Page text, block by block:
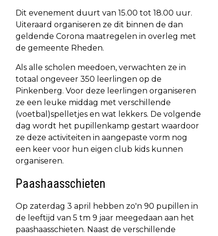
Dit evenement duurt van 15.00 tot 18.00 uur.
Uiteraard organiseren ze dit binnen de dan
geldende Corona maatregelen in overleg met
de gemeente Rheden.
Als alle scholen meedoen, verwachten ze in
totaal ongeveer 350 leerlingen op de
Pinkenberg. Voor deze leerlingen organiseren
ze een leuke middag met verschillende
(voetbal)spelletjes en wat lekkers. De volgende
dag wordt het pupillenkamp gestart waardoor
ze deze activiteiten in aangepaste vorm nog
een keer voor hun eigen club kids kunnen
organiseren.
Paashaasschieten
Op zaterdag 3 april hebben zo'n 90 pupillen in
de leeftijd van 5 tm 9 jaar meegedaan aan het
paashaasschieten. Naast de verschillende